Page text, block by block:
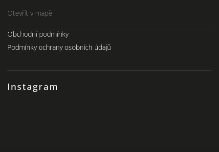
Otevřít v mapě
Instagram
Obchodní podmínky
Podmínky ochrany osobních údajů